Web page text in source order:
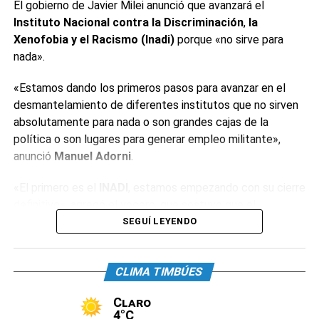
Gamaleya había aprobado las muestras enviadas por el
laboratorio a Rusia en abril pasado, un paso que era
fundamental para que se pusiera en marcha la producción.
0 0
TEMAS RELACIONADOS:
ALBERTO FERNÁNDEZ
DESTACADO
SPUTNIK V
mes podríamos tener las primeras dosis»
Kicillof firmó un acuerdo para comprar 10
millones de vacunas Covaxin de un laboratorio
El gobierno de Javier Milei anunció que avanzará el
Instituto Nacional contra la Discriminación, la
Xenofobia y el Racismo (Inadi)porque «no sirve para
nada».
«Estamos dando los primeros pasos para avanzar en el
desmantelamiento de diferentes institutos que no sirven
absolutamente para nada o son grandes cajas de la
política o son lugares para generar empleo militante»,
anunció Manuel Adorni.
organismo «tiene alrededor de 400 empleados y decenas
idoneidad», reconoció.
El dirigente neonazi Alejandro Biondini
SEGUÍ LEYENDO
CLIMA TIMBÚES
Claro
4°C